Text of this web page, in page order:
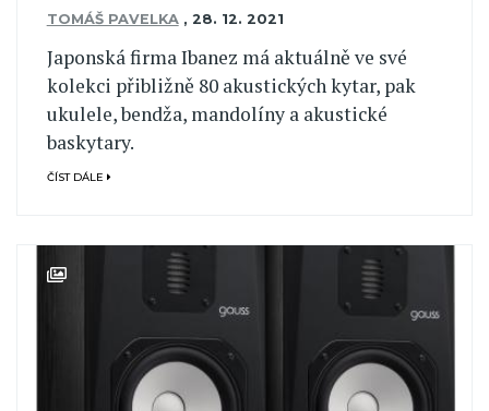
TOMÁŠ PAVELKA , 28. 12. 2021
Japonská firma Ibanez má aktuálně ve své
kolekci přibližně 80 akustických kytar, pak
ukulele, bendža, mandolíny a akustické
baskytary.
ČÍST DÁLE